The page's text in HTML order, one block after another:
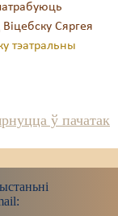
Сяргея
тэатральны
ў пачатак